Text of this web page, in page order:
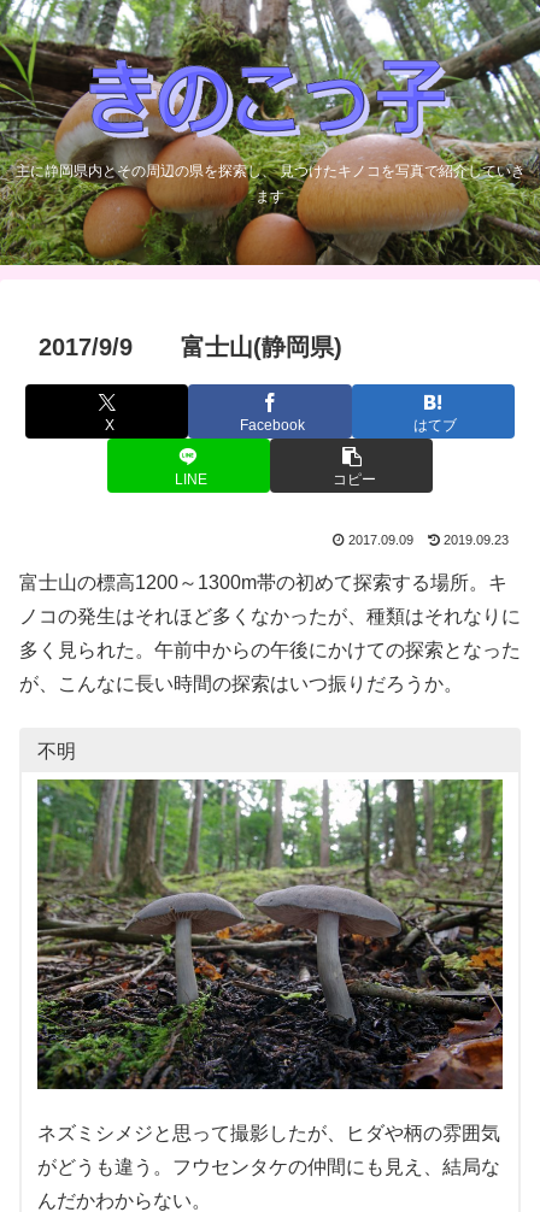
主に静岡県内とその周辺の県を探索し、 見つけたキノコを写真で紹介していき
ます
2017/9/9 富士山(静岡県)
X Facebook はてブ
LINE コピー
2017.09.09 2019.09.23
富士山の標高1200～1300m帯の初めて探索する場所。キ
ノコの発生はそれほど多くなかったが、種類はそれなりに
多く見られた。午前中からの午後にかけての探索となった
が、こんなに長い時間の探索はいつ振りだろうか。
不明
ネズミシメジと思って撮影したが、ヒダや柄の雰囲気
がどうも違う。フウセンタケの仲間にも見え、結局な
んだかわからない。